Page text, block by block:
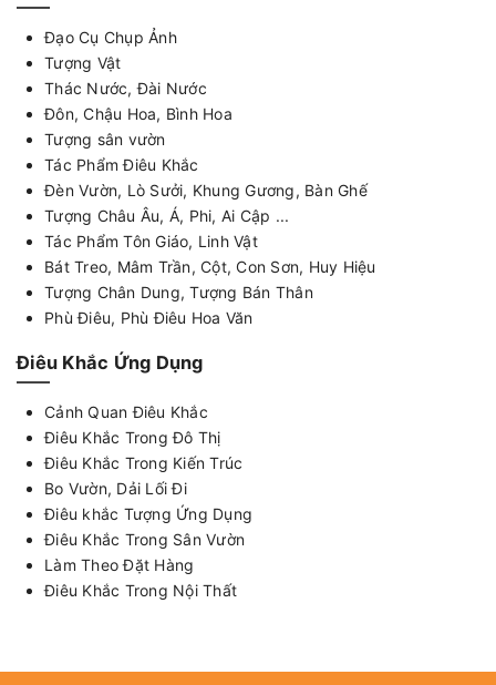
Đạo Cụ Chụp Ảnh
Tượng Vật
Thác Nước, Đài Nước
Đôn, Chậu Hoa, Bình Hoa
Tượng sân vườn
Tác Phẩm Điêu Khắc
Đèn Vườn, Lò Sưởi, Khung Gương, Bàn Ghế
Tượng Châu Âu, Á, Phi, Ai Cập ...
Tác Phẩm Tôn Giáo, Linh Vật
Bát Treo, Mâm Trần, Cột, Con Sơn, Huy Hiệu
Tượng Chân Dung, Tượng Bán Thân
Phù Điêu, Phù Điêu Hoa Văn
Điêu Khắc Ứng Dụng
Cảnh Quan Điêu Khắc
Điêu Khắc Trong Đô Thị
Điêu Khắc Trong Kiến Trúc
Bo Vườn, Dải Lối Đi
Điêu khắc Tượng Ứng Dụng
Điêu Khắc Trong Sân Vườn
Làm Theo Đặt Hàng
Điêu Khắc Trong Nội Thất